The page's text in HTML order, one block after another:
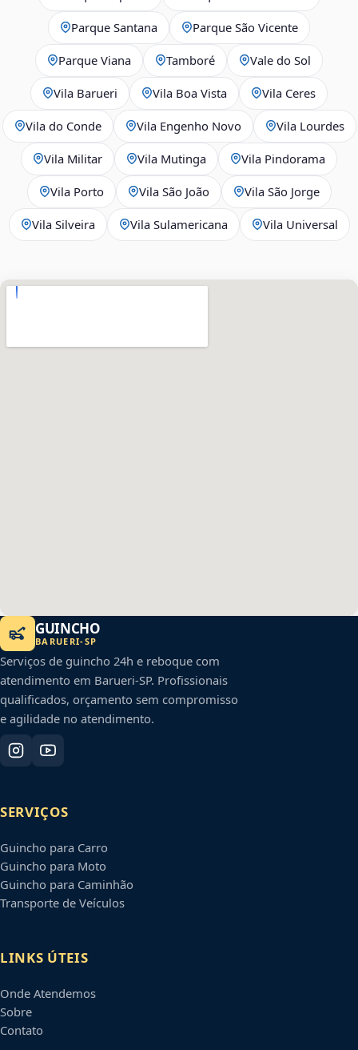
Parque Santana Parque São Vicente
Parque Viana Tamboré Vale do Sol
Vila Barueri Vila Boa Vista Vila Ceres
Vila do Conde Vila Engenho Novo Vila Lourdes
Vila Militar Vila Mutinga Vila Pindorama
Vila Porto Vila São João Vila São Jorge
Vila Silveira Vila Sulamericana Vila Universal
GUINCHO
BARUERI-SP
Serviços de guincho 24h e reboque com
atendimento em Barueri-SP. Profissionais
qualificados, orçamento sem compromisso
e agilidade no atendimento.
SERVIÇOS
Guincho para Carro
Guincho para Moto
Guincho para Caminhão
Transporte de Veículos
LINKS ÚTEIS
Onde Atendemos
Sobre
Contato